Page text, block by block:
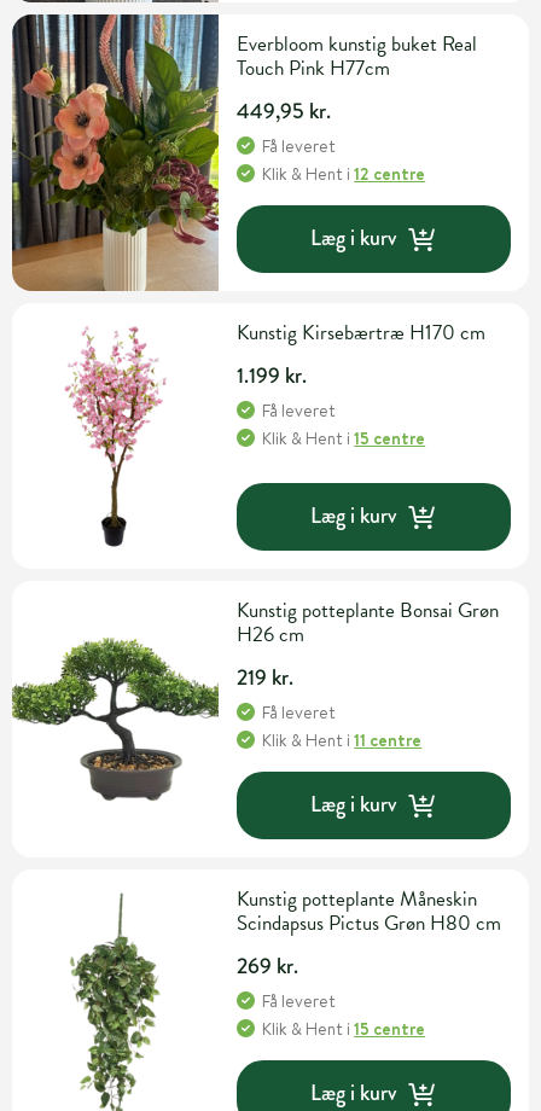
Everbloom kunstig buket Real
Touch Pink H77cm
449,95 kr.
Få leveret
Klik & Hent i12 centre
Læg i kurv
Kunstig Kirsebærtræ H170 cm
1.199 kr.
Få leveret
Klik & Hent i15 centre
Læg i kurv
Kunstig potteplante Bonsai Grøn
H26 cm
219 kr.
Få leveret
Klik & Hent i11 centre
Læg i kurv
Kunstig potteplante Måneskin
Scindapsus Pictus Grøn H80 cm
269 kr.
Få leveret
Klik & Hent i15 centre
Læg i kurv